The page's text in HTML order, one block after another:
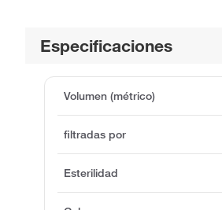
Especificaciones
Volumen (métrico)
filtradas por
Esterilidad